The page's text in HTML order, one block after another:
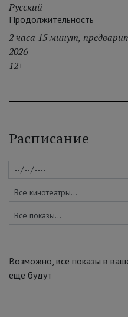
Русский
Продолжительность
2 часа 15 минут,
2026
12+
Расписание
Возможно, все показы в
еще будут